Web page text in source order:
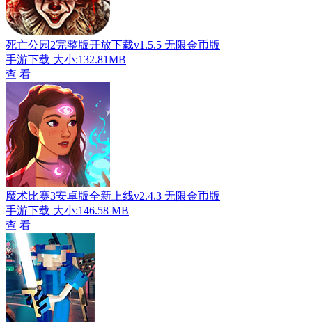
死亡公园2完整版开放下载v1.5.5 无限金币版
手游下载 大小:132.81MB
查 看
魔术比赛3安卓版全新上线v2.4.3 无限金币版
手游下载 大小:146.58 MB
查 看